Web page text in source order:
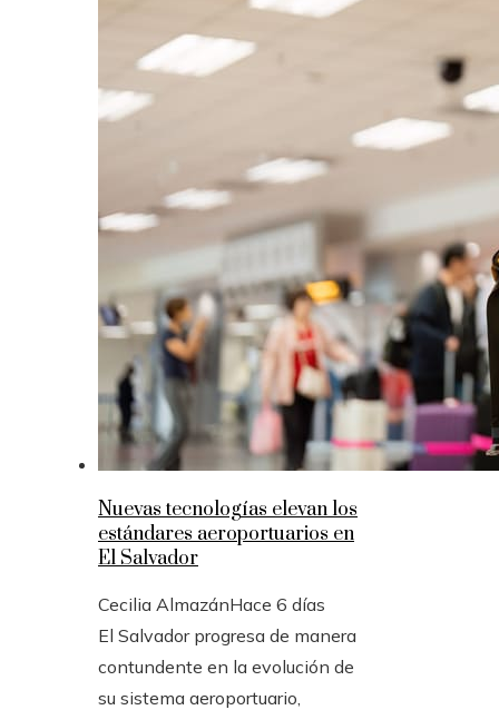
Nuevas tecnologías elevan los
estándares aeroportuarios en
El Salvador
Cecilia AlmazánHace 6 días
El Salvador progresa de manera
contundente en la evolución de
su sistema aeroportuario,